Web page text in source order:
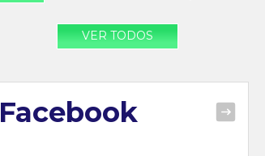
VER TODOS
Facebook